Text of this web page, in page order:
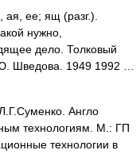
ее; ящ (разг.).
нужно,
дело. Толковый
Шведова. 1949 1992 …
Англо
технологиям. М.: ГП
технологии в